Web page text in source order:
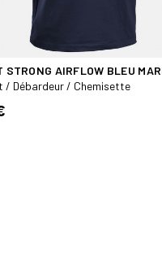
STRONG AIRFLOW BLEU
/ Débardeur / Chemisette